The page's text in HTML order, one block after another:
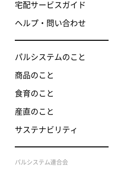
宅配サービスガイド
ヘルプ・問い合わせ
パルシステムのこと
商品のこと
食育のこと
産直のこと
サステナビリティ
パルシステム連合会